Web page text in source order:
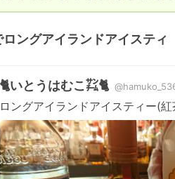
ロングアイランドアイスティ
🐈いとうはむこ㌠🐈
ロングアイランドアイスティー(